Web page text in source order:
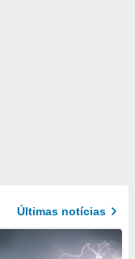
Últimas notícias